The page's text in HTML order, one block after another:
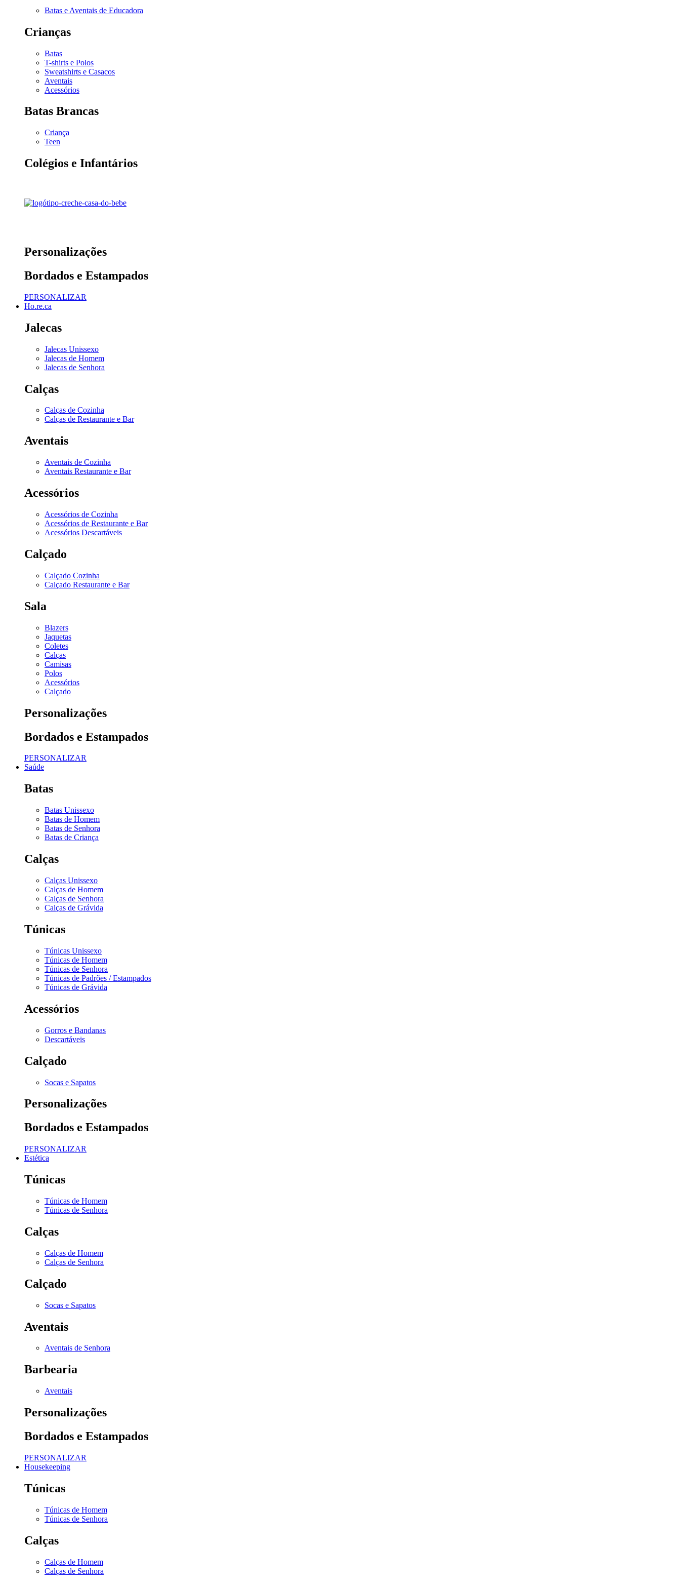
Batas e Aventais de Educadora
Crianças
Batas
T-shirts e Polos
Sweatshirts e Casacos
Aventais
Acessórios
Batas Brancas
Criança
Teen
Colégios e Infantários
Personalizações
Bordados e Estampados
PERSONALIZAR
Ho.re.ca
Jalecas
Jalecas Unissexo
Jalecas de Homem
Jalecas de Senhora
Calças
Calças de Cozinha
Calças de Restaurante e Bar
Aventais
Aventais de Cozinha
Aventais Restaurante e Bar
Acessórios
Acessórios de Cozinha
Acessórios de Restaurante e Bar
Acessórios Descartáveis
Calçado
Calçado Cozinha
Calçado Restaurante e Bar
Sala
Blazers
Jaquetas
Coletes
Calças
Camisas
Polos
Acessórios
Calçado
Personalizações
Bordados e Estampados
PERSONALIZAR
Saúde
Batas
Batas Unissexo
Batas de Homem
Batas de Senhora
Batas de Criança
Calças
Calças Unissexo
Calças de Homem
Calças de Senhora
Calças de Grávida
Túnicas
Túnicas Unissexo
Túnicas de Homem
Túnicas de Senhora
Túnicas de Padrões / Estampados
Túnicas de Grávida
Acessórios
Gorros e Bandanas
Descartáveis
Calçado
Socas e Sapatos
Personalizações
Bordados e Estampados
PERSONALIZAR
Estética
Túnicas
Túnicas de Homem
Túnicas de Senhora
Calças
Calças de Homem
Calças de Senhora
Calçado
Socas e Sapatos
Aventais
Aventais de Senhora
Barbearia
Aventais
Personalizações
Bordados e Estampados
PERSONALIZAR
Housekeeping
Túnicas
Túnicas de Homem
Túnicas de Senhora
Calças
Calças de Homem
Calças de Senhora